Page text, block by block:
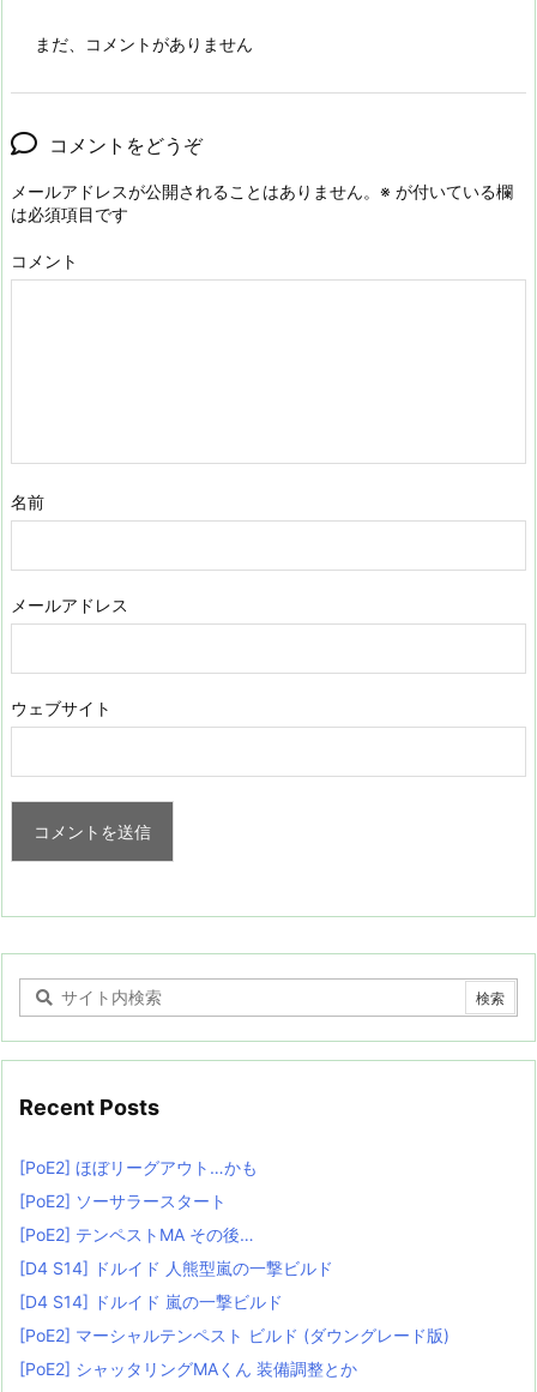
まだ、コメントがありません
コメントをどうぞ
メールアドレスが公開されることはありません。 ※ が付いている欄
は必須項目です
コメント
名前
メールアドレス
ウェブサイト
Recent Posts
[PoE2] ほぼリーグアウト…かも
[PoE2] ソーサラースタート
[PoE2] テンペストMA その後…
[D4 S14] ドルイド 人熊型嵐の一撃ビルド
[D4 S14] ドルイド 嵐の一撃ビルド
[PoE2] マーシャルテンペスト ビルド (ダウングレード版)
[PoE2] シャッタリングMAくん 装備調整とか